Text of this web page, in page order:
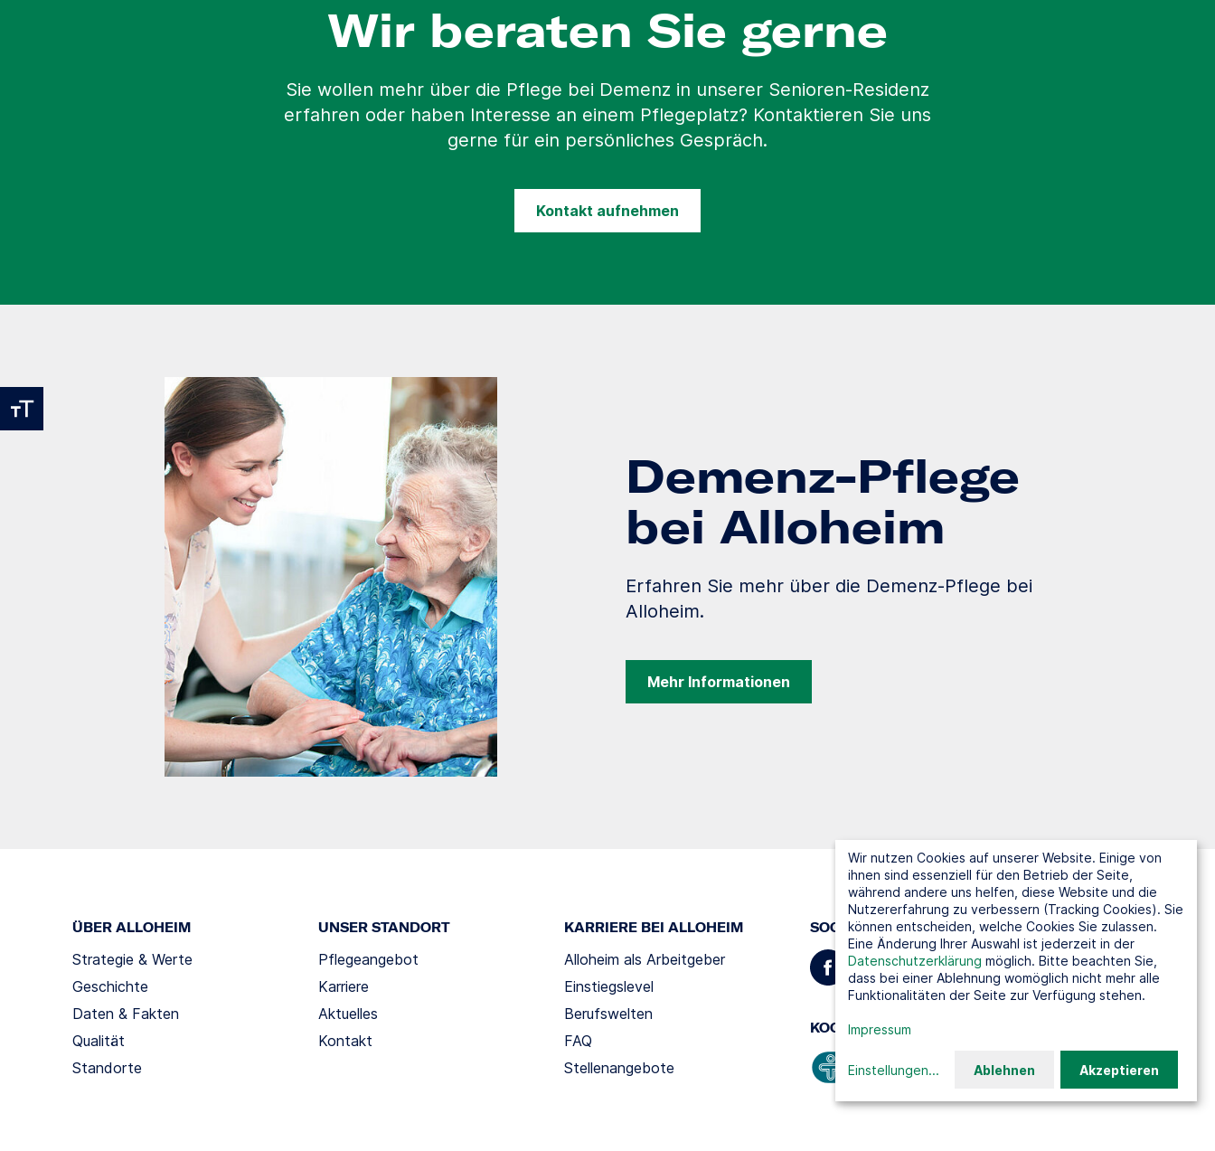
Wir beraten Sie gerne
Sie wollen mehr über die Pflege bei Demenz in unserer Senioren-Residenz
erfahren oder haben Interesse an einem Pflegeplatz? Kontaktieren Sie uns
gerne für ein persönliches Gespräch.
Kontakt aufnehmen
Demenz-Pflege
bei Alloheim
Erfahren Sie mehr über die Demenz-Pflege bei
Alloheim.
Mehr Informationen
ÜBER ALLOHEIM
Strategie & Werte
Geschichte
Daten & Fakten
Qualität
Standorte
UNSER STANDORT
Pflegeangebot
Karriere
Aktuelles
Kontakt
KARRIERE BEI ALLOHEIM
Alloheim als Arbeitgeber
Einstiegslevel
Berufswelten
FAQ
Stellenangebote
SOCIAL MEDIA
KOOPERATIONSPARTNER
Wir nutzen Cookies auf unserer Website. Einige von
ihnen sind essenziell für den Betrieb der Seite,
während andere uns helfen, diese Website und die
Nutzererfahrung zu verbessern (Tracking Cookies). Sie
können entscheiden, welche Cookies Sie zulassen.
Eine Änderung Ihrer Auswahl ist jederzeit in der
Datenschutzerklärung möglich. Bitte beachten Sie,
dass bei einer Ablehnung womöglich nicht mehr alle
Funktionalitäten der Seite zur Verfügung stehen.
Impressum
Einstellungen... Ablehnen Akzeptieren